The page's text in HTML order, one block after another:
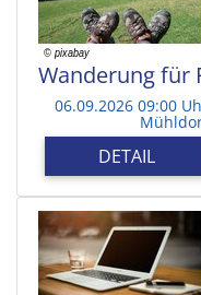
Wanderung für
06.09.2026 09:00
DETAIL